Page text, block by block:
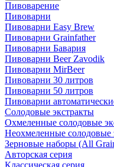
Пивоварение
Пивоварни
Пивоварни Easy Brew
Пивоварни Grainfather
Пивоварни Бавария
Пивоварни Beer Zavodik
Пивоварни MirBeer
Пивоварни 30 литров
Пивоварни 50 литров
Пивоварни
Солодовые экстракты
Охмеленные солодовые
Неохмеленные солодовые
Зерновые наборы (All
Авторская серия
Классическая серия